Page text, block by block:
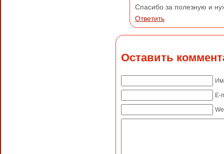
Спасибо за полезную и
Ответить
Оставить
E-